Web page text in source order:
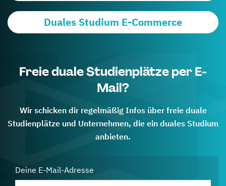
Duales Studium E-Commerce
Freie duale Studienplätze per E-
Mail?
Wir schicken dir regelmäßig Infos über freie duale
Studienplätze und Unternehmen, die ein duales Studium
anbieten.
Deine E-Mail-Adresse